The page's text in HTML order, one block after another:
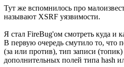
Тут же вспомнилось про
называют XSRF уязвимости.
Я стал FireBug'ом смотреть куда и
В первую очередь смутило то, что
(за или против), тип записи
дополнительных полей типа hash